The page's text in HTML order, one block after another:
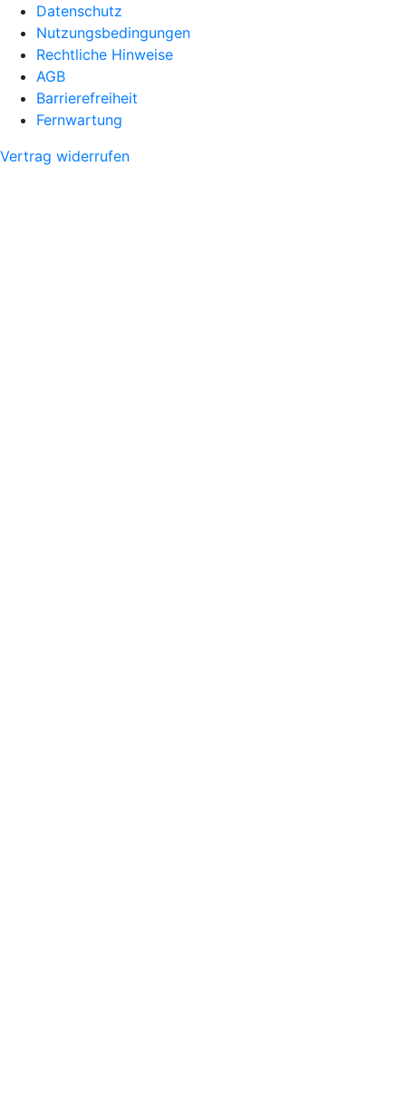
Datenschutz
Nutzungsbedingungen
Rechtliche Hinweise
AGB
Barrierefreiheit
Fernwartung
Vertrag widerrufen